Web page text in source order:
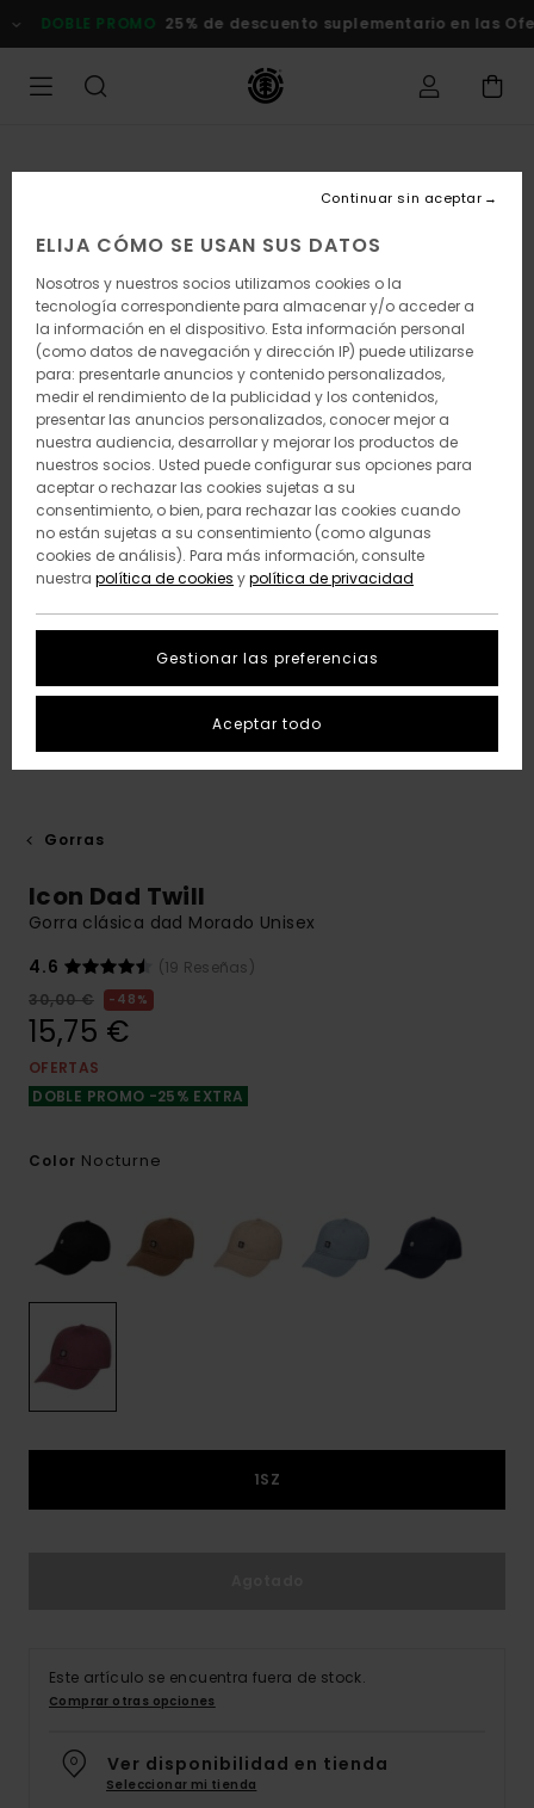
la
DOBLE PROMO 25% de descuento suplementario en las
Gorras
Icon Dad Twill
Gorra clásica dad Morado Unisex
4.6
(19 Reseñas)
30,00 €
48%
15,75 €
OFERTAS
DOBLE PROMO -25% EXTRA
Color Nocturne
1SZ
Este artículo se encuentra fuera de stock.
Comprar otras opciones
Ver disponibilidad en tienda
Seleccionar mi tienda
ELIJA CÓMO SE USAN SUS DATOS
Nosotros y nuestros socios utilizamos cookies o la
tecnología correspondiente para almacenar y/o acceder a
la información en el dispositivo. Esta información personal
(como datos de navegación y dirección IP) puede utilizarse
para: presentarle anuncios y contenido personalizados,
medir el rendimiento de la publicidad y los contenidos,
presentar las anuncios personalizados, conocer mejor a
nuestra audiencia, desarrollar y mejorar los productos de
nuestros socios. Usted puede configurar sus opciones para
aceptar o rechazar las cookies sujetas a su
consentimiento, o bien, para rechazar las cookies cuando
no están sujetas a su consentimiento (como algunas
cookies de análisis). Para más información, consulte
nuestra política de cookies ypolítica de privacidad
Gestionar las preferencias
Continuar sin aceptar
Aceptar todo